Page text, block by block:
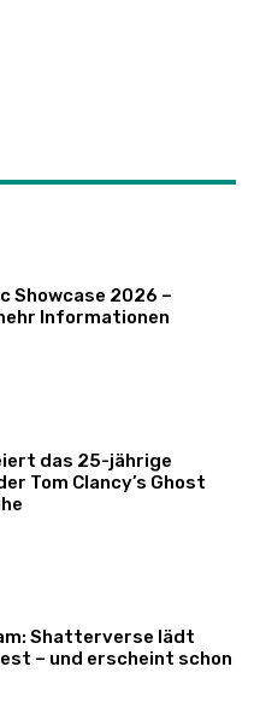
Showcase 2026 –
Informationen
das 25-jährige
Tom Clancy’s Ghost
Shatterverse lädt
– und erscheint schon